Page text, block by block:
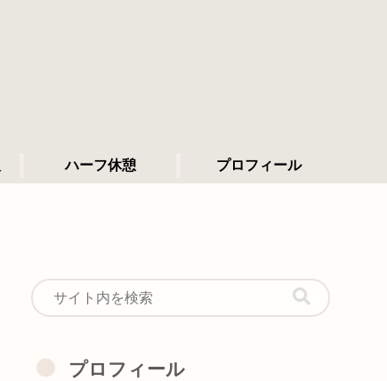
ハーフ休憩 プロフィール
プロフィール